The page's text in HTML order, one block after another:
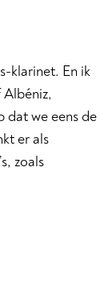
klarinet. En ik
dat we eens de
er als
zoals